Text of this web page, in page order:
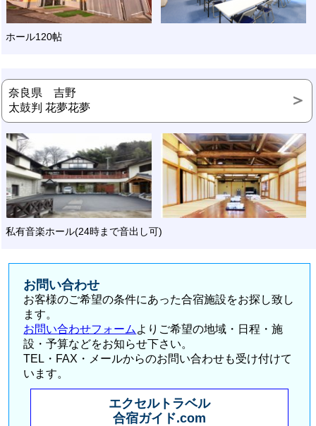
ホール120帖
奈良県 吉野
太鼓判 花夢花夢
私有音楽ホール(24時まで音出し可)
お問い合わせ
お客様のご希望の条件にあった合宿施設をお探し致し
ます。
お問い合わせフォーム よりご希望の地域・日程・施
設・予算などをお知らせ下さい。
TEL・FAX・メールからのお問い合わせも受け付けて
います。
エクセルトラベル
合宿ガイド.com